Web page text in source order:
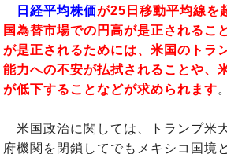
日経平均株価が25日移動平均線を
国為替市場での円高が是正されるこ
が是正されるためには、米国のトラ
能力への不安が払拭されることや、
が低下することなどが求められます。
米国政治に関しては、トランプ米
府機関を閉鎖してでもメキシコ国境